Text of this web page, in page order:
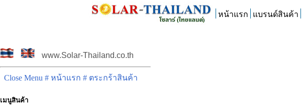
หน้าแรก แบรนด์สินค้า
www.Solar-Thailand.co.th
Close Menu # หน้าแรก # ตระกร้าสินค้า
เมนูสินค้า